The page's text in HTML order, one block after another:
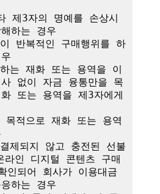
제3자의 명예를 손상시
하는 경우
반복적인 구매행위를 하
는 재화 또는 용역을 이
없이 자금 융통만을 목
또는 용역을 제3자에게
적으로 재화 또는 용역
제되지 않고 충전된 선불
라인 디지털 콘텐츠 구매
인되어 회사가 이용대금
하는 경우